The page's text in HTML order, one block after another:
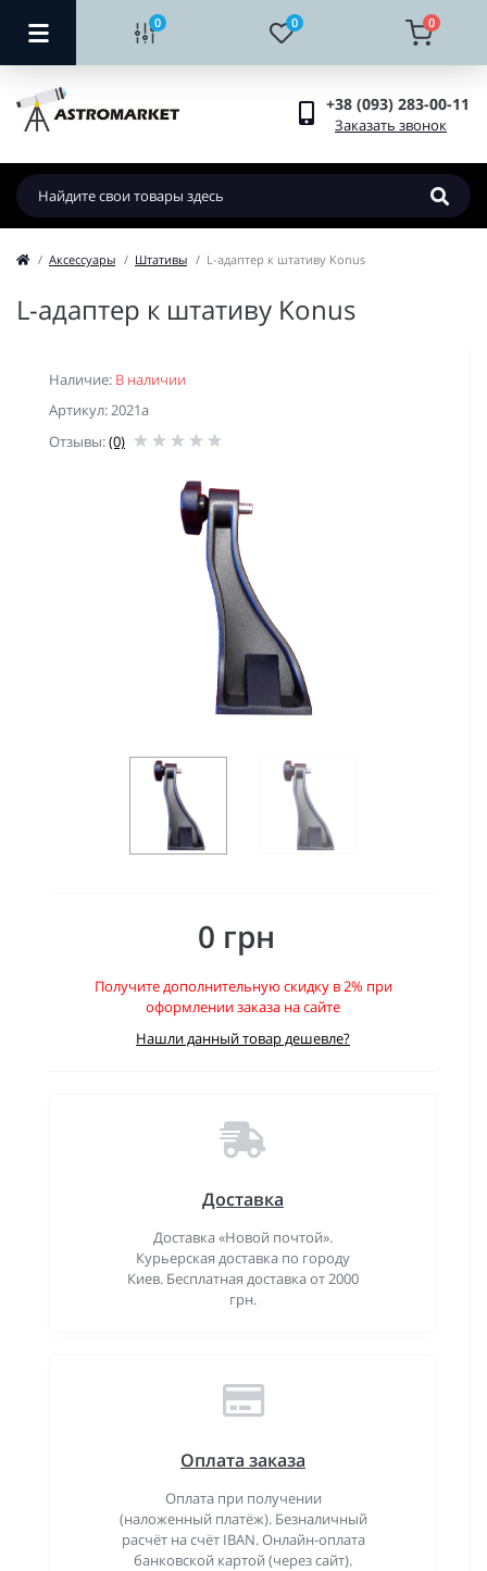
0 0 0
+38 (093) 283-00-11
Заказать звонок
Аксессуары Штативы L-адаптер к штативу Konus
L-адаптер к штативу Konus
Наличие: В наличии
Артикул: 2021a
Отзывы:(0)
0 грн
Получите дополнительную скидку в 2% при
оформлении заказа на сайте
Нашли данный товар дешевле?
Доставка
Доставка «Новой почтой».
Курьерская доставка по городу
Киев. Бесплатная доставка от 2000
грн.
Оплата заказа
Оплата при получении
(наложенный платёж). Безналичный
расчёт на счёт IBAN. Онлайн-оплата
банковской картой (через сайт).